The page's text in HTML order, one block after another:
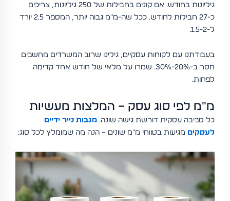
גיליונות בחודש. אם קונים בחבילות של 250 גיליונות, צריכים
כ-27 חבילות לחודש. ככל שה-מ"מ גבוה יותר, המספר 2.5 יורד
ל-1.5-2.
בעבודתנו עם לקוחות עסקיים, גילינו שרוב המשרדים מחשבים
חסר ב-20%-30%. שמרו על מלאי של חודש אחד קדימה
לפחות.
מ"מ לפי סוג עסק – המלצות מעשיות
כל סביבה עסקית דורשת גישה שונה. מגבות נייר ידיים
לעסקיםמגיעות בטווחי מ"מ שונים – הנה מה שמומלץ לכל סוג: